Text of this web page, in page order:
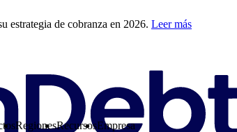
estrategia de cobranza en 2026. Leer más
RegionesRecursosEmpresa